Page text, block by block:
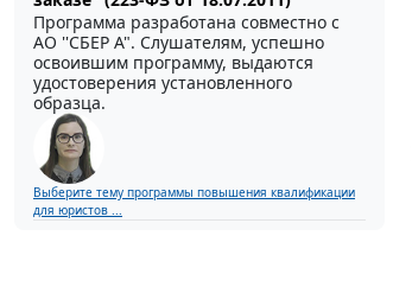
Программа разработана совместно с
АО ''СБЕР А". Слушателям, успешно
освоившим программу, выдаются
удостоверения установленного
образца.
Выберите тему программы повышения квалификации
для юристов ...